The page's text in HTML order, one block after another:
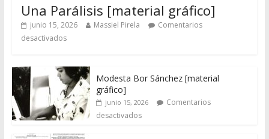
Una Parálisis [material gráfico]
junio 15, 2026 Massiel Pirela
Comentarios
desactivados
Modesta Bor Sánchez [material
gráfico]
junio 15, 2026
Comentarios
desactivados